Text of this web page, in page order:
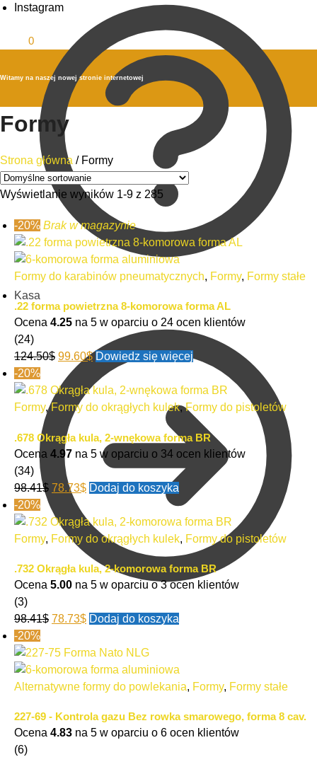
Kasa
0.00$ 0
Instagram
0
Witamy na naszej nowej stronie internetowej
Formy
Strona główna / Formy
Wyświetlanie wyników 1-9 z 285
-20% Brak w magazynie
Formy do karabinów pneumatycznych, Formy, Formy stałe
.22 forma powietrzna 8-komorowa forma AL
Ocena 4.25 na 5 w oparciu o 24 ocen klientów
(24)
124.50$ 99.60$ Dowiedz się więcej
-20%
Formy,Formy do okrągłych kulek,Formy do pistoletów
.678 Okrągła kula, 2-wnękowa forma BR
Ocena 4.97 na 5 w oparciu o 34 ocen klientów
(34)
98.41$ 78.73$ Dodaj do koszyka
-20%
Formy, Formy do okrągłych kulek, Formy do pistoletów
.732 Okrągła kula, 2-komorowa forma BR
Ocena 5.00 na 5 w oparciu o3ocen klientów
(3)
98.41$ 78.73$ Dodaj do koszyka
-20%
Alternatywne formy do powlekania, Formy, Formy stałe
227-69 - Kontrola gazu Bez rowka smarowego, forma 8 cav.
Ocena 4.83 na 5 w oparciu o 6 ocen klientów
(6)